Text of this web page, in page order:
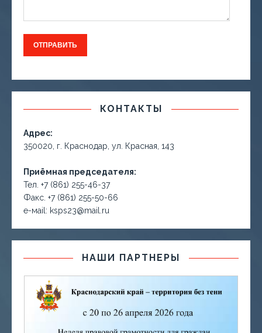
КОНТАКТЫ
Адрес:
350020, г. Краснодар, ул. Красная, 143
Приёмная председателя:
Тел. +7 (861) 255-46-37
Факс. +7 (861) 255-50-66
е-маil: ksps23@mail.ru
НАШИ ПАРТНЕРЫ